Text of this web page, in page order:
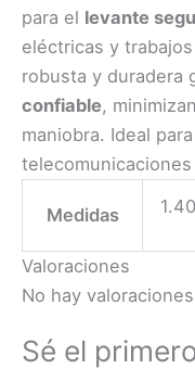
para el levante
eléctricas y
robusta y duradera
confiable,
maniobra. Ideal
Medidas
Valoraciones
No hay
Sé el